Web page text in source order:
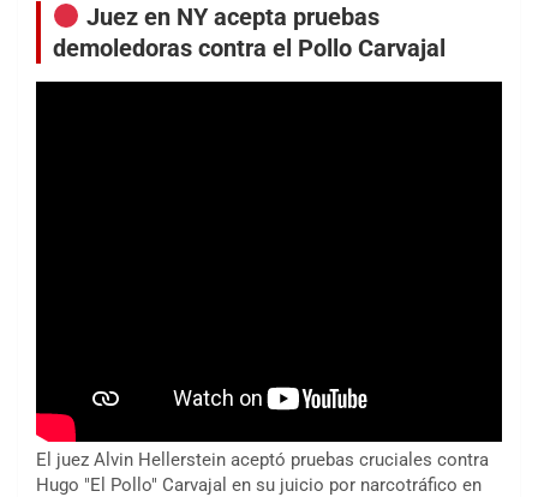
Juez en NY acepta pruebas
demoledoras contra el Pollo Carvajal
El juez Alvin Hellerstein aceptó pruebas cruciales contra
Hugo "El Pollo" Carvajal en su juicio por narcotráfico en